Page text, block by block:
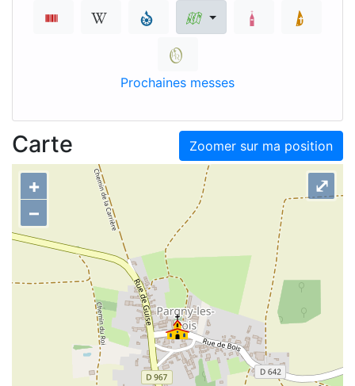
Prochaines messes
Zoomer sur ma position
Carte
+
–
⤢